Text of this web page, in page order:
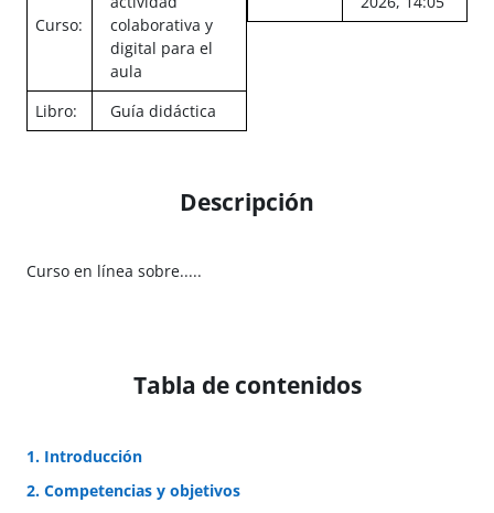
Curso:
colaborativa y
digital para el
aula
Libro:
Guía didáctica
Descripción
Curso en línea sobre.....
Tabla de contenidos
1. Introducción
2. Competencias y objetivos